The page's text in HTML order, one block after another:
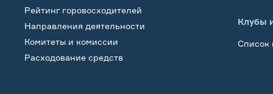
Рейтинг горовосходителей
Направления деятельности
Комитеты и комиссии
Расходование средств
Клубы
Список